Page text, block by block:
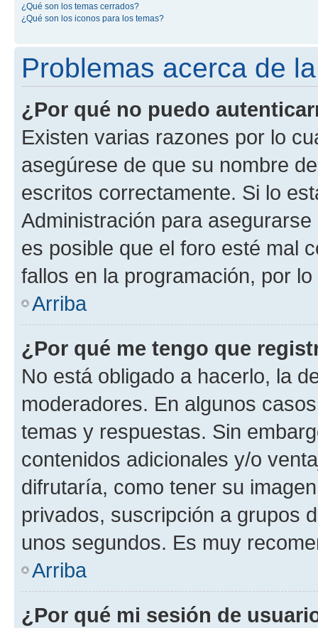
¿Qué son los temas cerrados?
¿Qué son los iconos para los temas?
Problemas acerca de
¿Por qué no puedo
Existen varias razones por lo
asegúrese de que su nombre
escritos correctamente. Si lo
Administración para
es posible que el foro esté mal
fallos en la programación, por
Arriba
¿Por qué me tengo que
No está obligado a hacerlo, la
moderadores. En algunos
temas y respuestas. Sin
contenidos adicionales y/o
difrutaría, como tener su
privados, suscripción a grupos
unos segundos. Es muy
Arriba
¿Por qué mi sesión de